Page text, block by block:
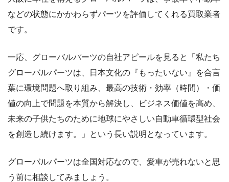
などの状態にかかわらずパーツを評価してくれる買取業者
です。
一応、グローバルパーツの自社アピールを見ると「私たち
グローバルパーツは、日本文化の『もったいない』を合言
葉に環境問題へ取り組み、最高の技術・効率（時間）・価
値の向上で問題を本質から解決し、ビジネス価値を高め、
未来の子供たちのために地球にやさしい自動車循環型社会
を創造し続けます。」という長い説明となっています。
グローバルパーツは全国対応なので、愛車が売れないと思
う前に相談してみましょう。